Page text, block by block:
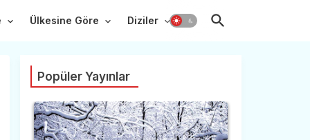
Ülkesine Göre Diziler
Popüler Yayınlar